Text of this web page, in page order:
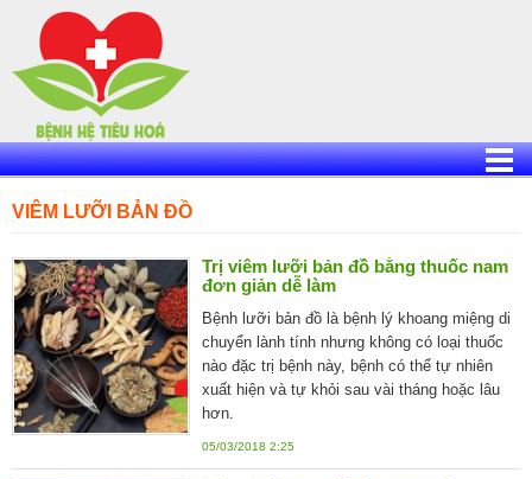
content
VIÊM LƯỠI BẢN ĐỒ
Trị viêm lưỡi bản đồ bằng thuốc nam
đơn giản dễ làm
Bệnh lưỡi bản đồ là bệnh lý khoang miệng di
chuyển lành tính nhưng không có loại thuốc
nào đặc trị bệnh này, bệnh có thể tự nhiên
xuất hiện và tự khỏi sau vài tháng hoặc lâu
hơn.
05/03/2018 2:25